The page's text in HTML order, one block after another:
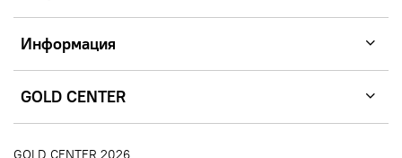
Информация
GOLD CENTER
GOLD CENTER 2026